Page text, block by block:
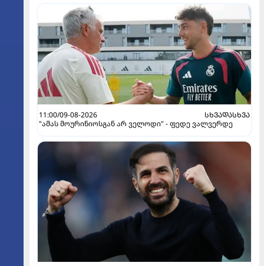
11:00/09-08-2026
ᲡᲮᲕᲐᲓᲐᲡᲮᲕᲐ
"ამას მოურინიოსგან არ ველოდი" - ფედე ვალვერდე